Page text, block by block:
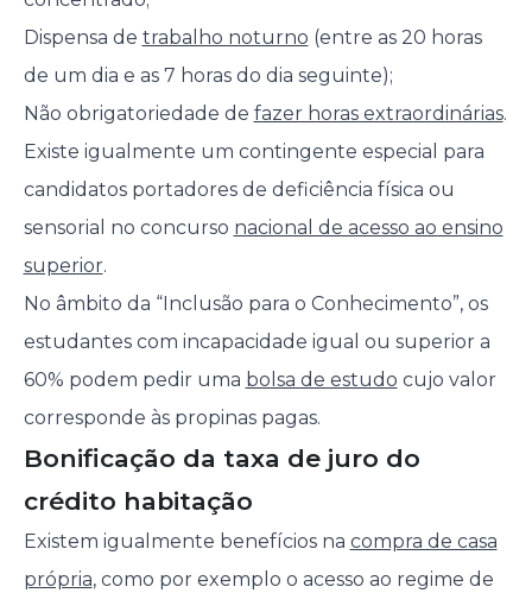
Dispensa de trabalho noturno (entre as 20 horas
de um dia e as 7 horas do dia seguinte);
Não obrigatoriedade de fazer horas extraordinárias.
Existe igualmente um contingente especial para
candidatos portadores de deficiência física ou
sensorial no concurso nacional de acesso ao ensino
superior.
No âmbito da “Inclusão para o Conhecimento”, os
estudantes com incapacidade igual ou superior a
60% podem pedir uma bolsa de estudo cujo valor
corresponde às propinas pagas.
Bonificação da taxa de juro do
crédito habitação
Existem igualmente benefícios na compra de casa
própria, como por exemplo o acesso ao regime de